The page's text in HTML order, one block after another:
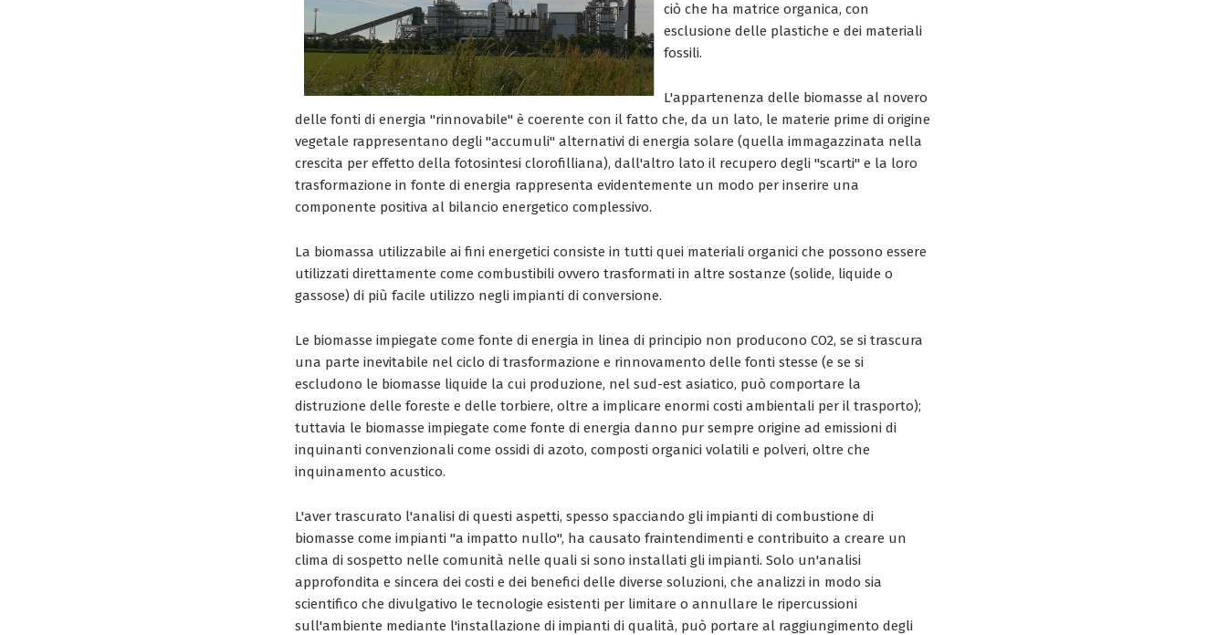
ciò che ha matrice organica, con
esclusione delle plastiche e dei materiali
fossili.
L'appartenenza delle biomasse al novero
delle fonti di energia "rinnovabile" è coerente con il fatto che, da un lato, le materie prime di origine
vegetale rappresentano degli "accumuli" alternativi di energia solare (quella immagazzinata nella
crescita per effetto della fotosintesi clorofilliana), dall'altro lato il recupero degli "scarti" e la loro
trasformazione in fonte di energia rappresenta evidentemente un modo per inserire una
componente positiva al bilancio energetico complessivo.
La biomassa utilizzabile ai fini energetici consiste in tutti quei materiali organici che possono essere
utilizzati direttamente come combustibili ovvero trasformati in altre sostanze (solide, liquide o
gassose) di più facile utilizzo negli impianti di conversione.
Le biomasse impiegate come fonte di energia in linea di principio non producono CO2, se si trascura
una parte inevitabile nel ciclo di trasformazione e rinnovamento delle fonti stesse (e se si
escludono le biomasse liquide la cui produzione, nel sud-est asiatico, può comportare la
distruzione delle foreste e delle torbiere, oltre a implicare enormi costi ambientali per il trasporto);
tuttavia le biomasse impiegate come fonte di energia danno pur sempre origine ad emissioni di
inquinanti convenzionali come ossidi di azoto, composti organici volatili e polveri, oltre che
inquinamento acustico.
L'aver trascurato l'analisi di questi aspetti, spesso spacciando gli impianti di combustione di
biomasse come impianti "a impatto nullo", ha causato fraintendimenti e contribuito a creare un
clima di sospetto nelle comunità nelle quali si sono installati gli impianti. Solo un'analisi
approfondita e sincera dei costi e dei benefici delle diverse soluzioni, che analizzi in modo sia
scientifico che divulgativo le tecnologie esistenti per limitare o annullare le ripercussioni
sull'ambiente mediante l'installazione di impianti di qualità, può portare al raggiungimento degli